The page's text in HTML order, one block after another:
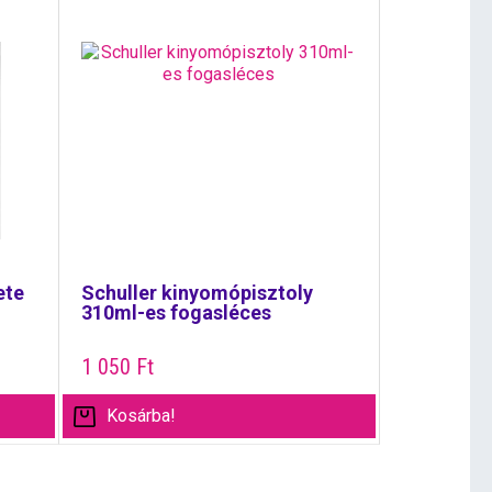
Schuller kinyomópisztoly
310ml-es fogasléces
1 050 Ft
Kosárba!